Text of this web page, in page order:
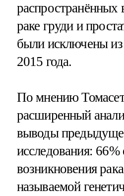
распространённых
раке груди и
были исключены из
2015 года.
По мнению
расширенный
выводы
исследования: 66%
возникновения
называемой